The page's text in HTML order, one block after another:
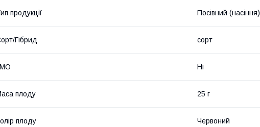
продукції Посівний (насіння)
Гібрид сорт
Ні
плоду 25 г
плоду Червоний